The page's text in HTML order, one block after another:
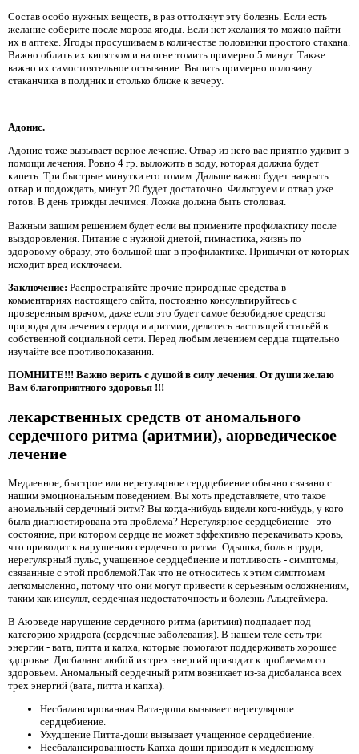
Состав особо нужных веществ, в раз оттолкнут эту болезнь. Если есть
желание соберите после мороза ягоды. Если нет желания то можно найти
их в аптеке. Ягоды просушиваем в количестве половинки простого стакана.
Важно облить их кипятком и на огне томить примерно 5 минут. Также
важно их самостоятельное остывание. Выпить примерно половину
стаканчика в полдник и столько ближе к вечеру.
Адонис.
Адонис тоже вызывает верное лечение. Отвар из него вас приятно удивит в
помощи лечения. Ровно 4 гр. выложить в воду, которая должна будет
кипеть. Три быстрые минутки его томим. Дальше важно будет накрыть
отвар и подождать, минут 20 будет достаточно. Фильтруем и отвар уже
готов. В день трижды лечимся. Ложка должна быть столовая.
Важным вашим решением будет если вы примените профилактику после
выздоровления. Питание с нужной диетой, гимнастика, жизнь по
здоровому образу, это большой шаг в профилактике. Привычки от которых
исходит вред исключаем.
Заключение: Распространяйте прочие природные средства в
комментариях настоящего сайта, постоянно консультируйтесь с
проверенным врачом, даже если это будет самое безобидное средство
природы для лечения сердца и аритмии, делитесь настоящей статьёй в
собственной социальной сети. Перед любым лечением сердца тщательно
изучайте все противопоказания.
ПОМНИТЕ!!! Важно верить с душой в силу лечения. От души желаю
Вам благоприятного здоровья !!!
лекарственных средств от аномального
сердечного ритма (аритмии), аюрведическое
лечение
Медленное, быстрое или нерегулярное сердцебиение обычно связано с
нашим эмоциональным поведением. Вы хоть представляете, что такое
аномальный сердечный ритм? Вы когда-нибудь видели кого-нибудь, у кого
была диагностирована эта проблема? Нерегулярное сердцебиение - это
состояние, при котором сердце не может эффективно перекачивать кровь,
что приводит к нарушению сердечного ритма. Одышка, боль в груди,
нерегулярный пульс, учащенное сердцебиение и потливость - симптомы,
связанные с этой проблемой.Так что не относитесь к этим симптомам
легкомысленно, потому что они могут привести к серьезным осложнениям,
таким как инсульт, сердечная недостаточность и болезнь Альцгеймера.
В Аюрведе нарушение сердечного ритма (аритмия) подпадает под
категорию хридрога (сердечные заболевания). В нашем теле есть три
энергии - вата, питта и капха, которые помогают поддерживать хорошее
здоровье. Дисбаланс любой из трех энергий приводит к проблемам со
здоровьем. Аномальный сердечный ритм возникает из-за дисбаланса всех
трех энергий (вата, питта и капха).
Несбалансированная Вата-доша вызывает нерегулярное
сердцебиение.
Ухудшение Питта-доши вызывает учащенное сердцебиение.
Несбалансированность Капха-доши приводит к медленному